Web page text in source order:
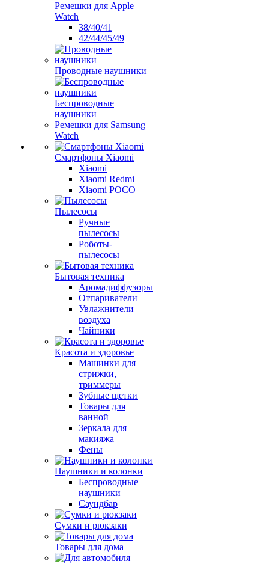
Ремешки для Apple
Watch
38/40/41
42/44/45/49
Проводные наушники
Беспроводные
наушники
Ремешки для Samsung
Watch
Смартфоны Xiaomi
Xiaomi
Xiaomi Redmi
Xiaomi POCO
Пылесосы
Ручные
пылесосы
Роботы-
пылесосы
Бытовая техника
Аромадиффузоры
Отпариватели
Увлажнители
воздуха
Чайники
Красота и здоровье
Машинки для
стрижки,
триммеры
Зубные щетки
Товары для
ванной
Зеркала для
макияжа
Фены
Наушники и колонки
Беспроводные
наушники
Саундбар
Сумки и рюкзаки
Товары для дома